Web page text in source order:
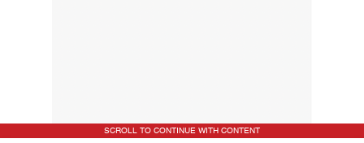
SCROLL TO CONTINUE WITH CONTENT